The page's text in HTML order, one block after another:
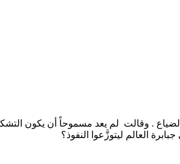
. وقالت لم يعد مسموحاً أن يكون
العالم ليتوزَّعوا النفوذ؟